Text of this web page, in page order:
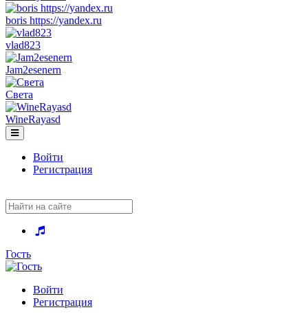
boris https://yandex.ru
vlad823
Jam2esenern
Света
WineRayasd
Toggle
navigation
Войти
Регистрация
Гость
Войти
Регистрация